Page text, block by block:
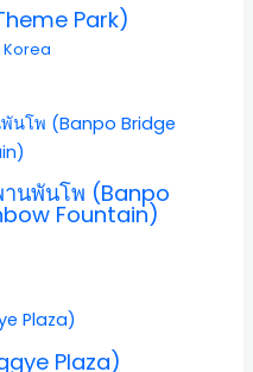
Park)
Korea
นพันโพ (Banpo
Fountain)
Plaza)